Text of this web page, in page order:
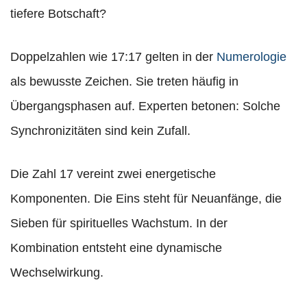
tiefere Botschaft?
Doppelzahlen wie 17:17 gelten in der Numerologie
als bewusste Zeichen. Sie treten häufig in
Übergangsphasen auf. Experten betonen: Solche
Synchronizitäten sind kein Zufall.
Die Zahl 17 vereint zwei energetische
Komponenten. Die Eins steht für Neuanfänge, die
Sieben für spirituelles Wachstum. In der
Kombination entsteht eine dynamische
Wechselwirkung.